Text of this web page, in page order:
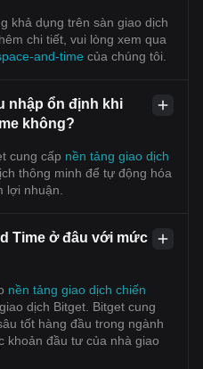
khả dụng trên sàn giao dịch
chi tiết, vui lòng xem qua
and-time của chúng tôi.
nhập ổn định khi
không?
cung cấp nền tảng giao dịch
thông minh để tự động hóa
lợi nhuận.
Time ở đâu với mức
nền tảng giao dịch chiến
dịch Bitget. Bitget cung
tốt hàng đầu trong ngành
khoản đầu tư của nhà giao